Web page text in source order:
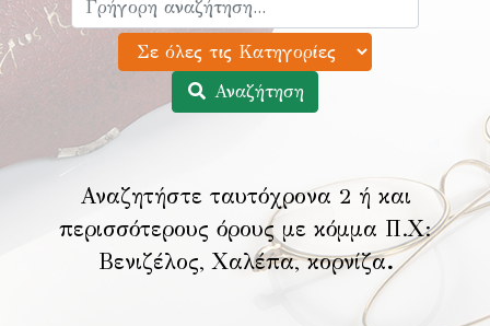
Αναζήτηση
Αναζητήστε ταυτόχρονα 2 ή και
περισσότερους όρους με κόμμα Π.Χ:
Βενιζέλος, Χαλέπα, κορνίζα.